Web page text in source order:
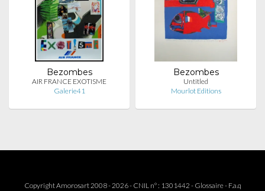
Bezombes
AIR FRANCE EXOTISME
Galerie41
Bezombes
Untitled
Mourlot Editions
Copyright Amorosart 2008 - 2026 - CNIL n° : 1301442 - Glossaire- F.a.q